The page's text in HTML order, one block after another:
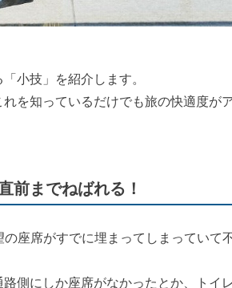
小技」を紹介します。
を知っているだけでも旅の快適度が
前までねばれる！
座席がすでに埋まってしまっていて
側にしか座席がなかったとか、トイ